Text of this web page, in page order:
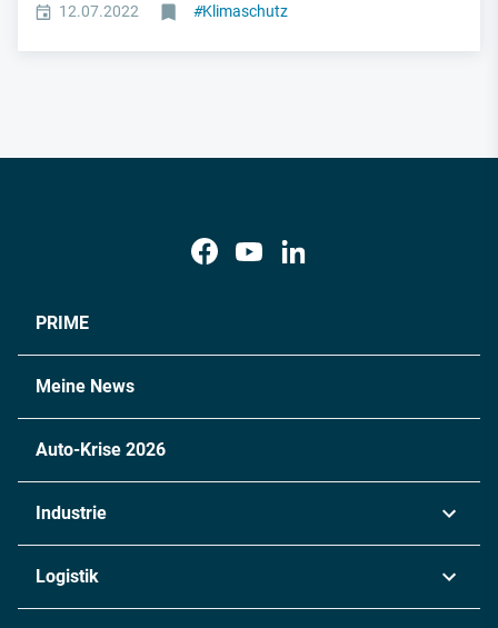
12.07.2022 #Klimaschutz
PRIME
Meine News
Auto-Krise 2026
Industrie
Logistik